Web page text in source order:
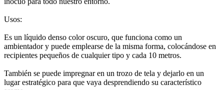
Usos:
Es un líquido denso color oscuro, que funciona como un
ambientador y puede emplearse de la misma forma, colocándose en
recipientes pequeños de cualquier tipo y cada 10 metros.
También se puede impregnar en un trozo de tela y dejarlo en un
lugar estratégico para que vaya desprendiendo su característico